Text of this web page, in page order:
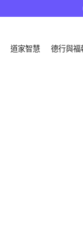
道家智慧 德行與福